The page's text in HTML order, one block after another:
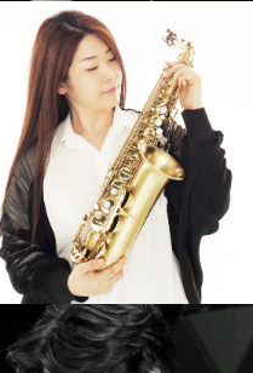
Calvin Park
강의보기